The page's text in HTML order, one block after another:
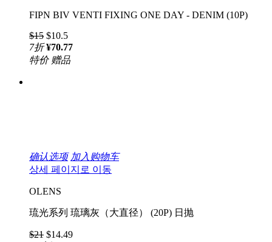
FIPN BIV VENTI FIXING ONE DAY - DENIM (10P)
$15 $10.5
7折 ¥70.77
特价 赠品
确认选项 加入购物车
상세 페이지로 이동
OLENS
琉光系列 琉璃灰（大直径） (20P) 日抛
$21 $14.49